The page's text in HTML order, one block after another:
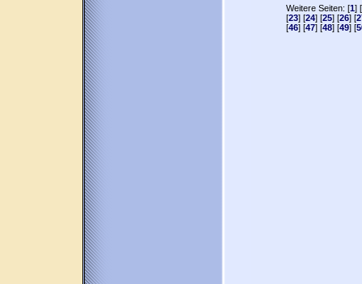
Weitere Seiten: [1] [
[23] [24] [25] [26] [
[46] [47] [48] [49] [